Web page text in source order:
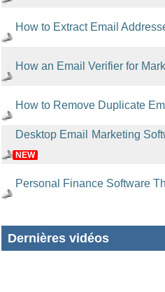
How to Extract Email
How an Email Verifier for
How to Remove Duplicate
Desktop Email Marketing
NEW
Personal Finance Software
Dernières vidéos